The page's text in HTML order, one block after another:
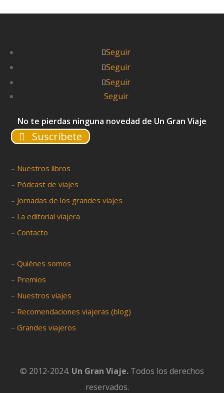
Seguir
Seguir
Seguir
Seguir
No te pierdas ninguna novedad de Un Gran Viaje
Suscríbete
– Nuestros libros
– Pódcast de viajes
– Jornadas de los grandes viajes
– La editorial viajera
–Contacto
–Quiénes somos
– Premios
– Nuestros viajes
– Recomendaciones viajeras (blog)
–Grandes viajeros
© 2012-2024. Un Gran Viaje. Todos los derechos
reservados.